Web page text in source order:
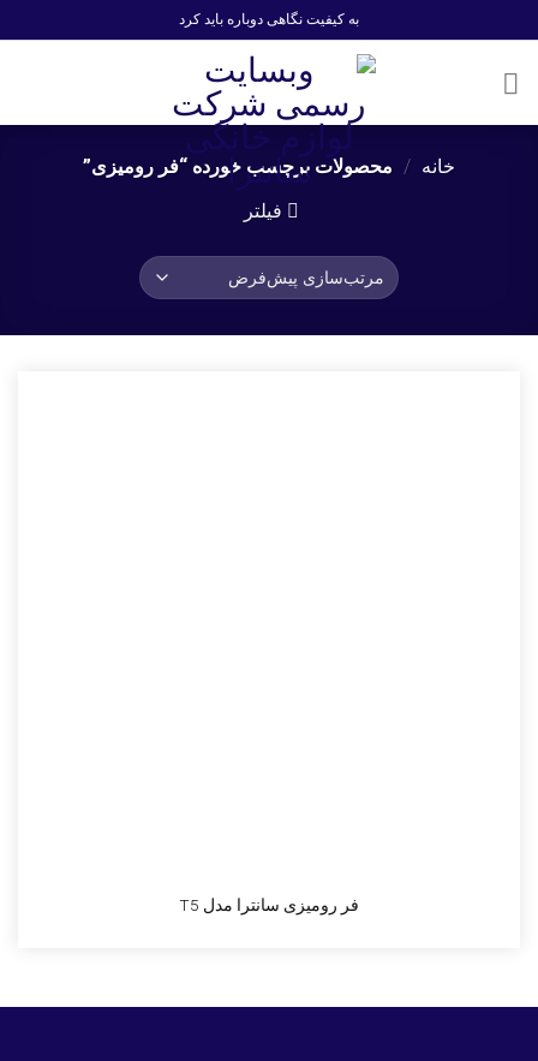
to
content
به کیفیت نگاهی دوباره باید کرد
خانه / محصولات برچسب خورده “فر رومیزی”
فیلتر
فر رومیزی سانترا مدل T5